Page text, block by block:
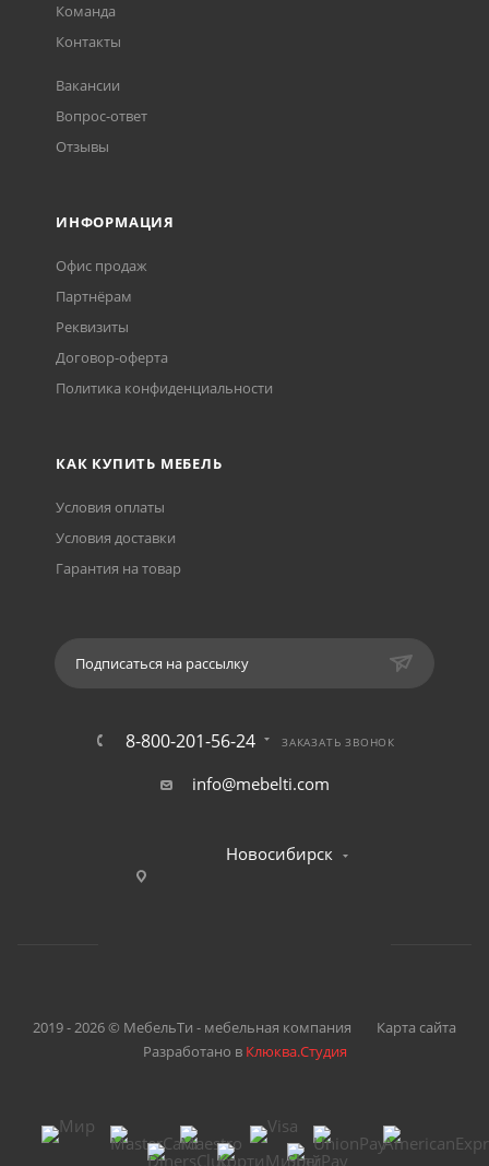
Команда
Контакты
Вакансии
Вопрос-ответ
Отзывы
ИНФОРМАЦИЯ
Офис продаж
Партнёрам
Реквизиты
Договор-оферта
Политика конфиденциальности
КАК КУПИТЬ МЕБЕЛЬ
Условия оплаты
Условия доставки
Гарантия на товар
Подписаться на рассылку
8-800-201-56-24 ЗАКАЗАТЬ ЗВОНОК
info@mebelti.com
Новосибирск
2019 - 2026 © МебельТи - мебельная компания
Карта сайта
Разработано в Клюква.Студия